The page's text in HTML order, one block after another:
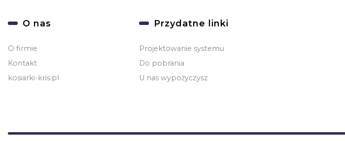
O nas
O firmie
Kontakt
kosiarki-kris.pl
Przydatne linki
Projektowanie systemu
Do pobrania
U nas wypożyczysz